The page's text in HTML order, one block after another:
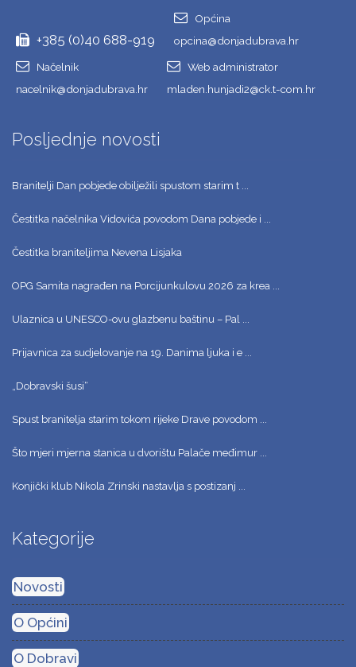
+385 (0)40 688-919
Općina
opcina@donjadubrava.hr
Načelnik
nacelnik@donjadubrava.hr
Web administrator
mladen.hunjadi2@ck.t-com.hr
Posljednje novosti
Branitelji Dan pobjede obilježili spustom starim t ...
Čestitka načelnika Vidovića povodom Dana pobjede i ...
Čestitka braniteljima Nevena Lisjaka
OPG Samita nagrađen na Porcijunkulovu 2026 za krea ...
Ulaznica u UNESCO-ovu glazbenu baštinu – Pal ...
Prijavnica za sudjelovanje na 19. Danima ljuka i e ...
„Dobravski šusi“
Spust branitelja starim tokom rijeke Drave povodom ...
Što mjeri mjerna stanica u dvorištu Palače međimur ...
Konjički klub Nikola Zrinski nastavlja s postizanj ...
Kategorije
Novosti
O Općini
O Dobravi